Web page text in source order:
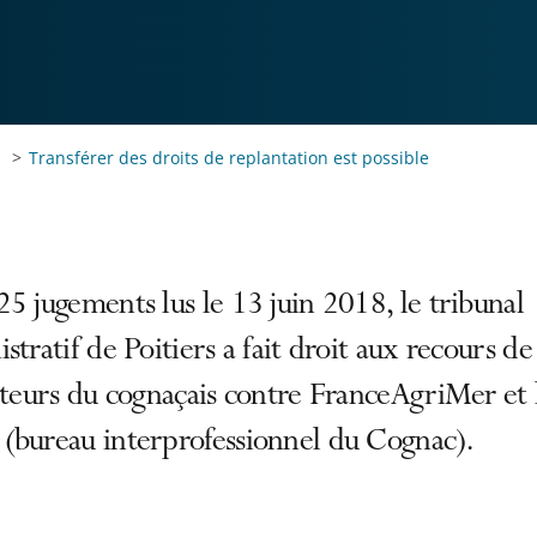
Transférer des droits de replantation est possible
jugements lus le 13 juin 2018, le tribunal
de Poitiers a fait droit aux recours de
du cognaçais contre FranceAgriMer et
interprofessionnel du Cognac).